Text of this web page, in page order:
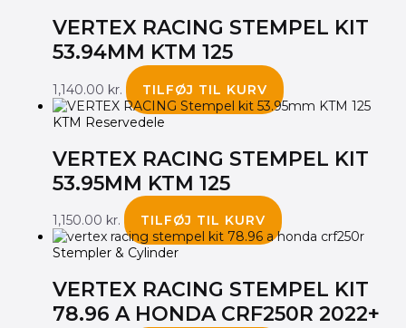
VERTEX RACING STEMPEL KIT
53.94MM KTM 125
1,140.00 kr.
TILFØJ TIL KURV
KTM Reservedele
VERTEX RACING STEMPEL KIT
53.95MM KTM 125
1,150.00 kr.
TILFØJ TIL KURV
Stempler & Cylinder
VERTEX RACING STEMPEL KIT
78.96 A HONDA CRF250R 2022+